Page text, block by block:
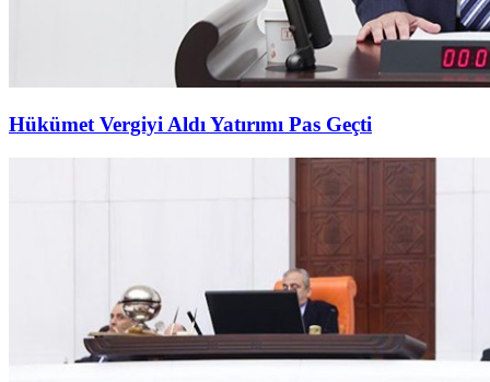
Hükümet Vergiyi Aldı Yatırımı Pas Geçti